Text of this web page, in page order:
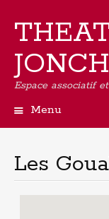
Espace associatif
Menu
principal
Les